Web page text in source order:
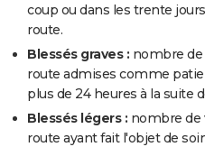
coup ou dans les trente
route.
Blessés graves : nombre de
route admises comme
plus de 24 heures à la suite
Blessés légers : nombre de
route ayant fait l'objet de